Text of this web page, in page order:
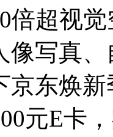
倍超视
像写真
京东焕
元E卡